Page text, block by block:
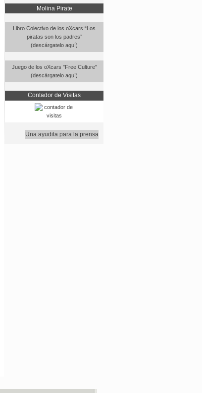
Molina Pirate
Libro Colectivo de los oXcars “Los
piratas son los padres”
(descárgatelo aquí)
Juego de los oXcars "Free Culture"
(descárgatelo aquí)
Contador de Visitas
Una ayudita para la prensa